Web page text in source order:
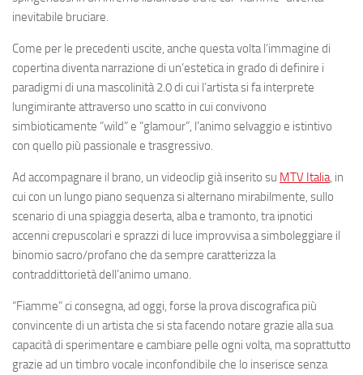
inevitabile bruciare.
Come per le precedenti uscite, anche questa volta l’immagine di
copertina diventa narrazione di un’estetica in grado di definire i
paradigmi di una mascolinità 2.0 di cui l’artista si fa interprete
lungimirante attraverso uno scatto in cui convivono
simbioticamente “wild” e “glamour”, l’animo selvaggio e istintivo
con quello più passionale e trasgressivo.
Ad accompagnare il brano, un videoclip già inserito su MTV Italia, in
cui con un lungo piano sequenza si alternano mirabilmente, sullo
scenario di una spiaggia deserta, alba e tramonto, tra ipnotici
accenni crepuscolari e sprazzi di luce improvvisa a simboleggiare il
binomio sacro/profano che da sempre caratterizza la
contraddittorietà dell’animo umano.
“Fiamme” ci consegna, ad oggi, forse la prova discografica più
convincente di un artista che si sta facendo notare grazie alla sua
capacità di sperimentare e cambiare pelle ogni volta, ma soprattutto
grazie ad un timbro vocale inconfondibile che lo inserisce senza